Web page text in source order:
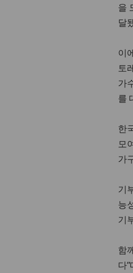
을
달
이
토
가
를
한
모
가
기
능
기
함
다